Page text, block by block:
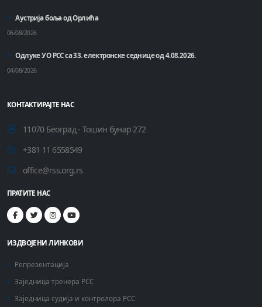
Аустрија боља од Орлића
06/08/2026
Одлуке УО РСС са 33. електронске седнице од 4.08.2026.
04/08/2026
КОНТАКТИРАЈТЕ НАС
11070 Београд - Тошин бунар 272
+381 11 6558549
office@rss.org.rs
ПРАТИТЕ НАС
ИЗДВОЈЕНИ ЛИНКОВИ
Репрезентација
Заједница тренера РСС
Заједница судија и контролора РСС